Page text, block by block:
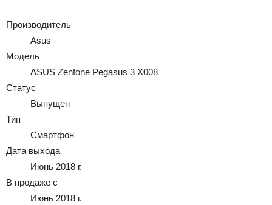
Производитель
Asus
Модель
ASUS Zenfone Pegasus 3 X008
Статус
Выпущен
Тип
Смартфон
Дата выхода
Июнь 2018 г.
В продаже с
Июнь 2018 г.